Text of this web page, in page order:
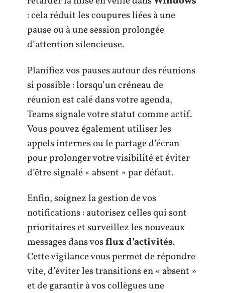
: cela réduit les coupures liées à une
pause ou à une session prolongée
d’attention silencieuse.
Planifiez vos pauses autour des réunions
si possible : lorsqu’un créneau de
réunion est calé dans votre agenda,
Teams signale votre statut comme actif.
Vous pouvez également utiliser les
appels internes ou le partage d’écran
pour prolonger votre visibilité et éviter
d’être signalé « absent » par défaut.
Enfin, soignez la gestion de vos
notifications : autorisez celles qui sont
prioritaires et surveillez les nouveaux
messages dans vosflux d’activités.
Cette vigilance vous permet de répondre
vite, d’éviter les transitions en « absent »
et de garantir à vos collègues une